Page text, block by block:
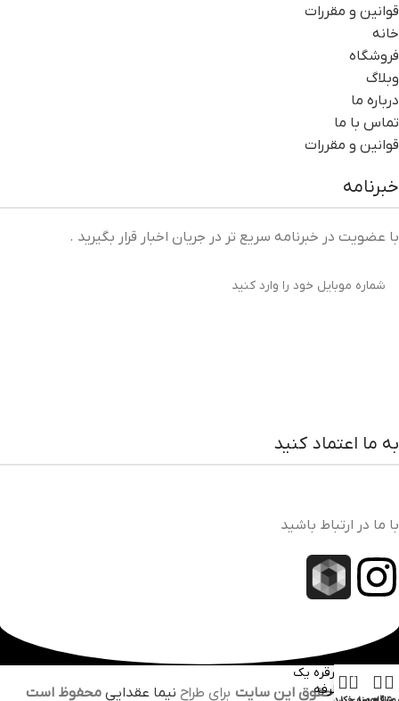
قوانین و مقررات
خانه
فروشگاه
وبلاگ
درباره ما
تماس با ما
قوانین و مقررات
خبرنامه
با عضویت در خبرنامه سریع تر در جریان اخبار قرار بگیرید .
به ما اعتماد کنید
با ما در ارتباط باشید
تمامی حقوق این سایت برای طراح نیما عقدایی محفوظ است
قرقره یک
طرفه
0